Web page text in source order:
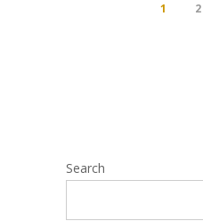
1 2
Search